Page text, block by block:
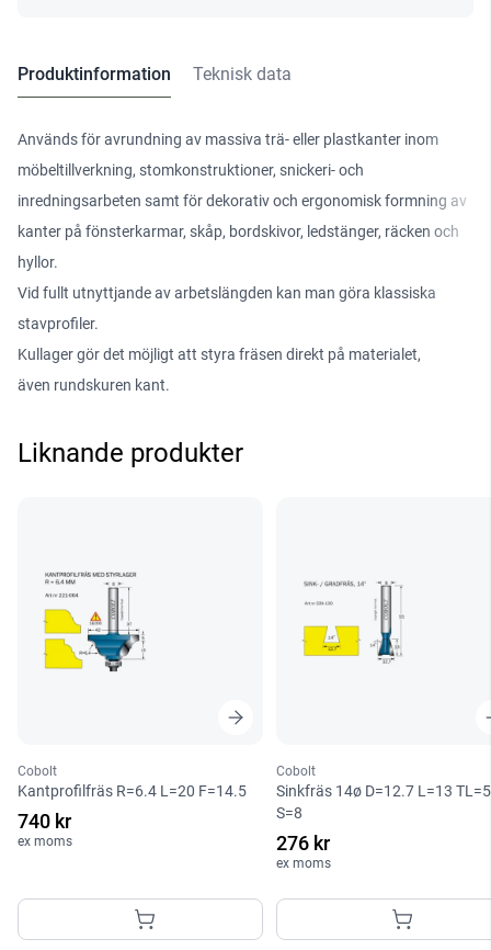
Produktinformation Teknisk data
Används för avrundning av massiva trä- eller plastkanter inom
möbeltillverkning, stomkonstruktioner, snickeri- och
inredningsarbeten samt för dekorativ och ergonomisk formning av
kanter på fönsterkarmar, skåp, bordskivor, ledstänger, räcken och
hyllor.
Vid fullt utnyttjande av arbetslängden kan man göra klassiska
stavprofiler.
Kullager gör det möjligt att styra fräsen direkt på materialet,
även rundskuren kant.
Liknande produkter
Cobolt
Kantprofilfräs R=6.4 L=20 F=14.5
740 kr
ex moms
Cobolt
Sinkfräs 14ø D=12.7 L=13
S=8
276 kr
ex moms